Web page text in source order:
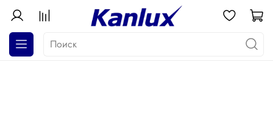
АКЦИЯ! Почти даром!
Распродажа серия GALOBA !